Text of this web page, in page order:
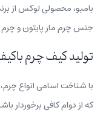
بامبو، محصولی لوکس از
جنس چرم مار پایتون و
تولید کیف چرم
با شناخت اسامی انواع
که از دوام کافی برخوردار